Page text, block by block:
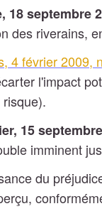
18 septembre
des riverains,
4 février 2009,
l'impact
15
imminent
du